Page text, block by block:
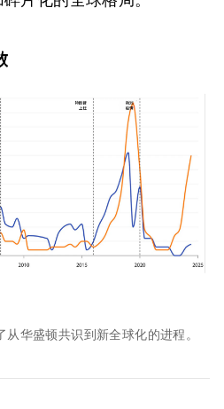
华盛顿共识到新全球化的进程。